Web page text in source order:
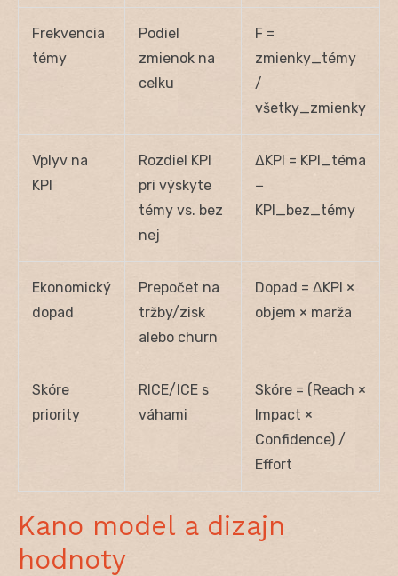
Frekvencia
témy
Podiel
zmienok na
celku
F =
zmienky_témy
/
všetky_zmienky
Vplyv na
KPI
Rozdiel KPI
pri výskyte
témy vs. bez
nej
ΔKPI = KPI_téma
−
KPI_bez_témy
Ekonomický
dopad
Prepočet na
tržby/zisk
alebo churn
Dopad = ΔKPI ×
objem × marža
Skóre
priority
RICE/ICE s
váhami
Skóre = (Reach ×
Impact ×
Confidence) /
Effort
Kano model a dizajn
hodnoty